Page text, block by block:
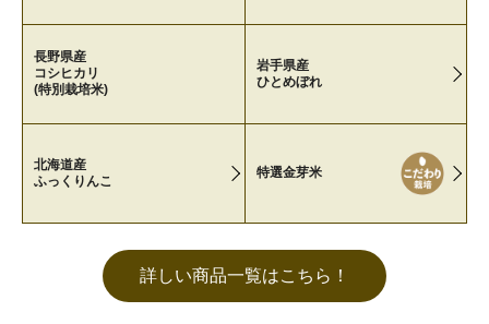
長野県産
コシヒカリ
(特別栽培米)
岩手県産
ひとめぼれ
北海道産
ふっくりんこ
特選金芽米
詳しい商品一覧はこちら！